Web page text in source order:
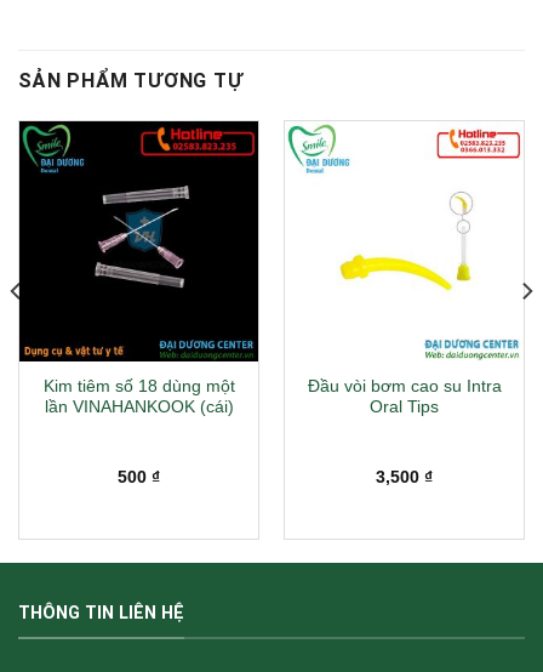
SẢN PHẨM TƯƠNG TỰ
Kim tiêm số 18 dùng một
lần VINAHANKOOK (cái)
500 ₫
Đầu vòi bơm cao su Intra
Oral Tips
3,500 ₫
THÔNG TIN LIÊN HỆ